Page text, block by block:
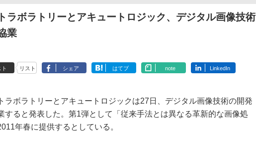
ラボラトリーとアキュートロジック、デジタル画像技術
業
ト リスト シェア はてブ note LinkedIn
ボラトリーとアキュートロジックは27日、デジタル画像技術の開発
すると発表した。第1弾として「従来手法とは異なる革新的な画像処
年春に提供するとしている。